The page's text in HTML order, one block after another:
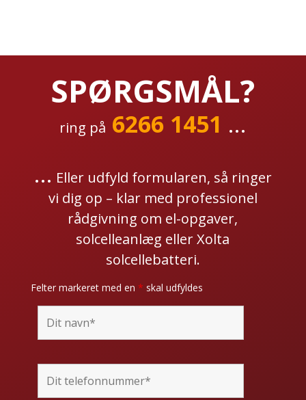
SPØRGSMÅL?
ring på 6266 1451 ...
... Eller udfyld formularen, så ringer
vi dig op – klar med professionel
rådgivning om el-opgaver,
solcelleanlæg eller Xolta
solcellebatteri.
Felter markeret med en * skal udfyldes